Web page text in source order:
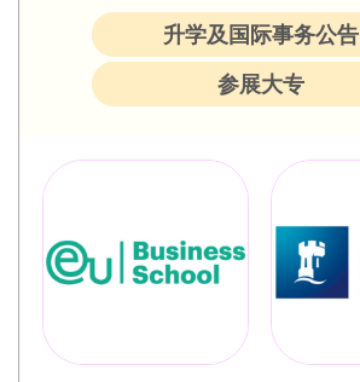
升学及国际事务公告
参展大专